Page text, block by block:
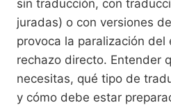
sin traducción, con
juradas) o con versiones
provoca la paralización del
rechazo directo. Entender
necesitas, qué tipo de
y cómo debe estar